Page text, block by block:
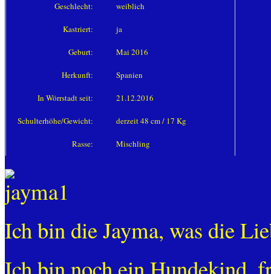
Geschlecht: weiblich
Kastriert: ja
Geburt: Mai 2016
Herkunft: Spanien
In Wörrstadt seit: 21.12.2016
Schulterhöhe/Gewicht: derzeit 48 cm / 17 Kg
Rasse: Mischling
Ich bin die Jayma, was die